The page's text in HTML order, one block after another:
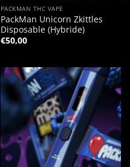
PACKMAN THC VAPE
PackMan Unicorn Zkittles
Disposable (Hybride)
€50,00